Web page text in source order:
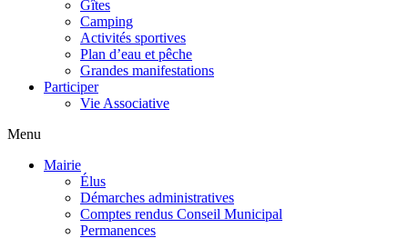
Gîtes
Camping
Activités sportives
Plan d’eau et pêche
Grandes manifestations
Participer
Vie Associative
Menu
Mairie
Élus
Démarches administratives
Comptes rendus Conseil Municipal
Permanences